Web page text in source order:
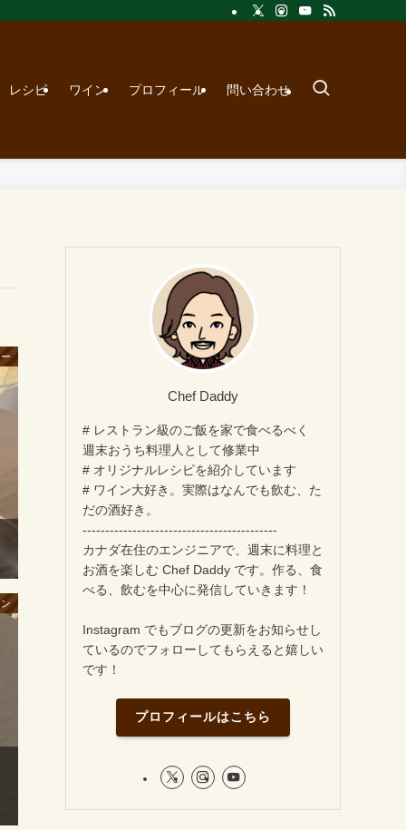
レシピ ワイン プロフィール 問い合わせ
Chef Daddy
# レストラン級のご飯を家で食べるべく
週末おうち料理人として修業中
# オリジナルレシピを紹介しています
# ワイン大好き。実際はなんでも飲む、た
だの酒好き。
-------------------------------------------
カナダ在住のエンジニアで、週末に料理と
お酒を楽しむ Chef Daddy です。作る、食
べる、飲むを中心に発信していきます！
Instagram でもブログの更新をお知らせし
ているのでフォローしてもらえると嬉しい
です！
プロフィールはこちら